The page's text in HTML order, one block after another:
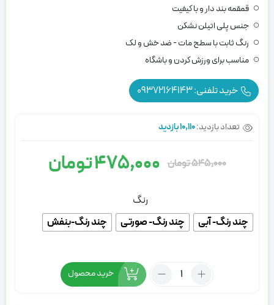
قمقمه بند دار و با کیفیت
جنس پلی اتیلن نشکن
رنگ ثابت با سطح مات - ضد خش و لک
مناسب برای ورزش کردن و باشگاه
خرید تلفنی: 09372164143
تعداد بازدید:10,110 بازدید
545,000تومان
قیمت
اصلی:
545,000 تومان
بود.
475,000تومانقیمت
فعلی:
475,000 تومان.
رنگ
چند رنگ- آبی
چند رنگ- صورتی چند رنگ-بنفش
تعداد:
خرید محصول